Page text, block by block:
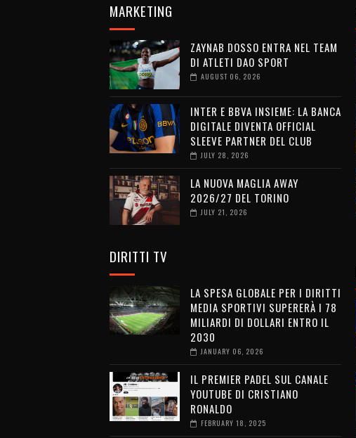
MARKETING
ZAYNAB DOSSO ENTRA NEL TEAM
DI ATLETI DAO SPORT
AUGUST 06, 2026
INTER E BBVA INSIEME: LA BANCA
DIGITALE DIVENTA OFFICIAL
SLEEVE PARTNER DEL CLUB
JULY 28, 2026
LA NUOVA MAGLIA AWAY
2026/27 DEL TORINO
JULY 21, 2026
DIRITTI TV
LA SPESA GLOBALE PER I DIRITTI
MEDIA SPORTIVI SUPERERÀ I 78
MILIARDI DI DOLLARI ENTRO IL
2030
JANUARY 06, 2026
IL PREMIER PADEL SUL CANALE
YOUTUBE DI CRISTIANO
RONALDO
FEBRUARY 18, 2025